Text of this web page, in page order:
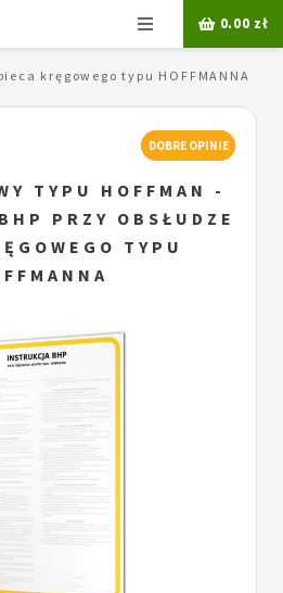
Menu 0.00 zł
kręgowego typu HOFFMANNA
DOBRE OPINIE
TYPU HOFFMAN -
PRZY OBSŁUDZE
TYPU